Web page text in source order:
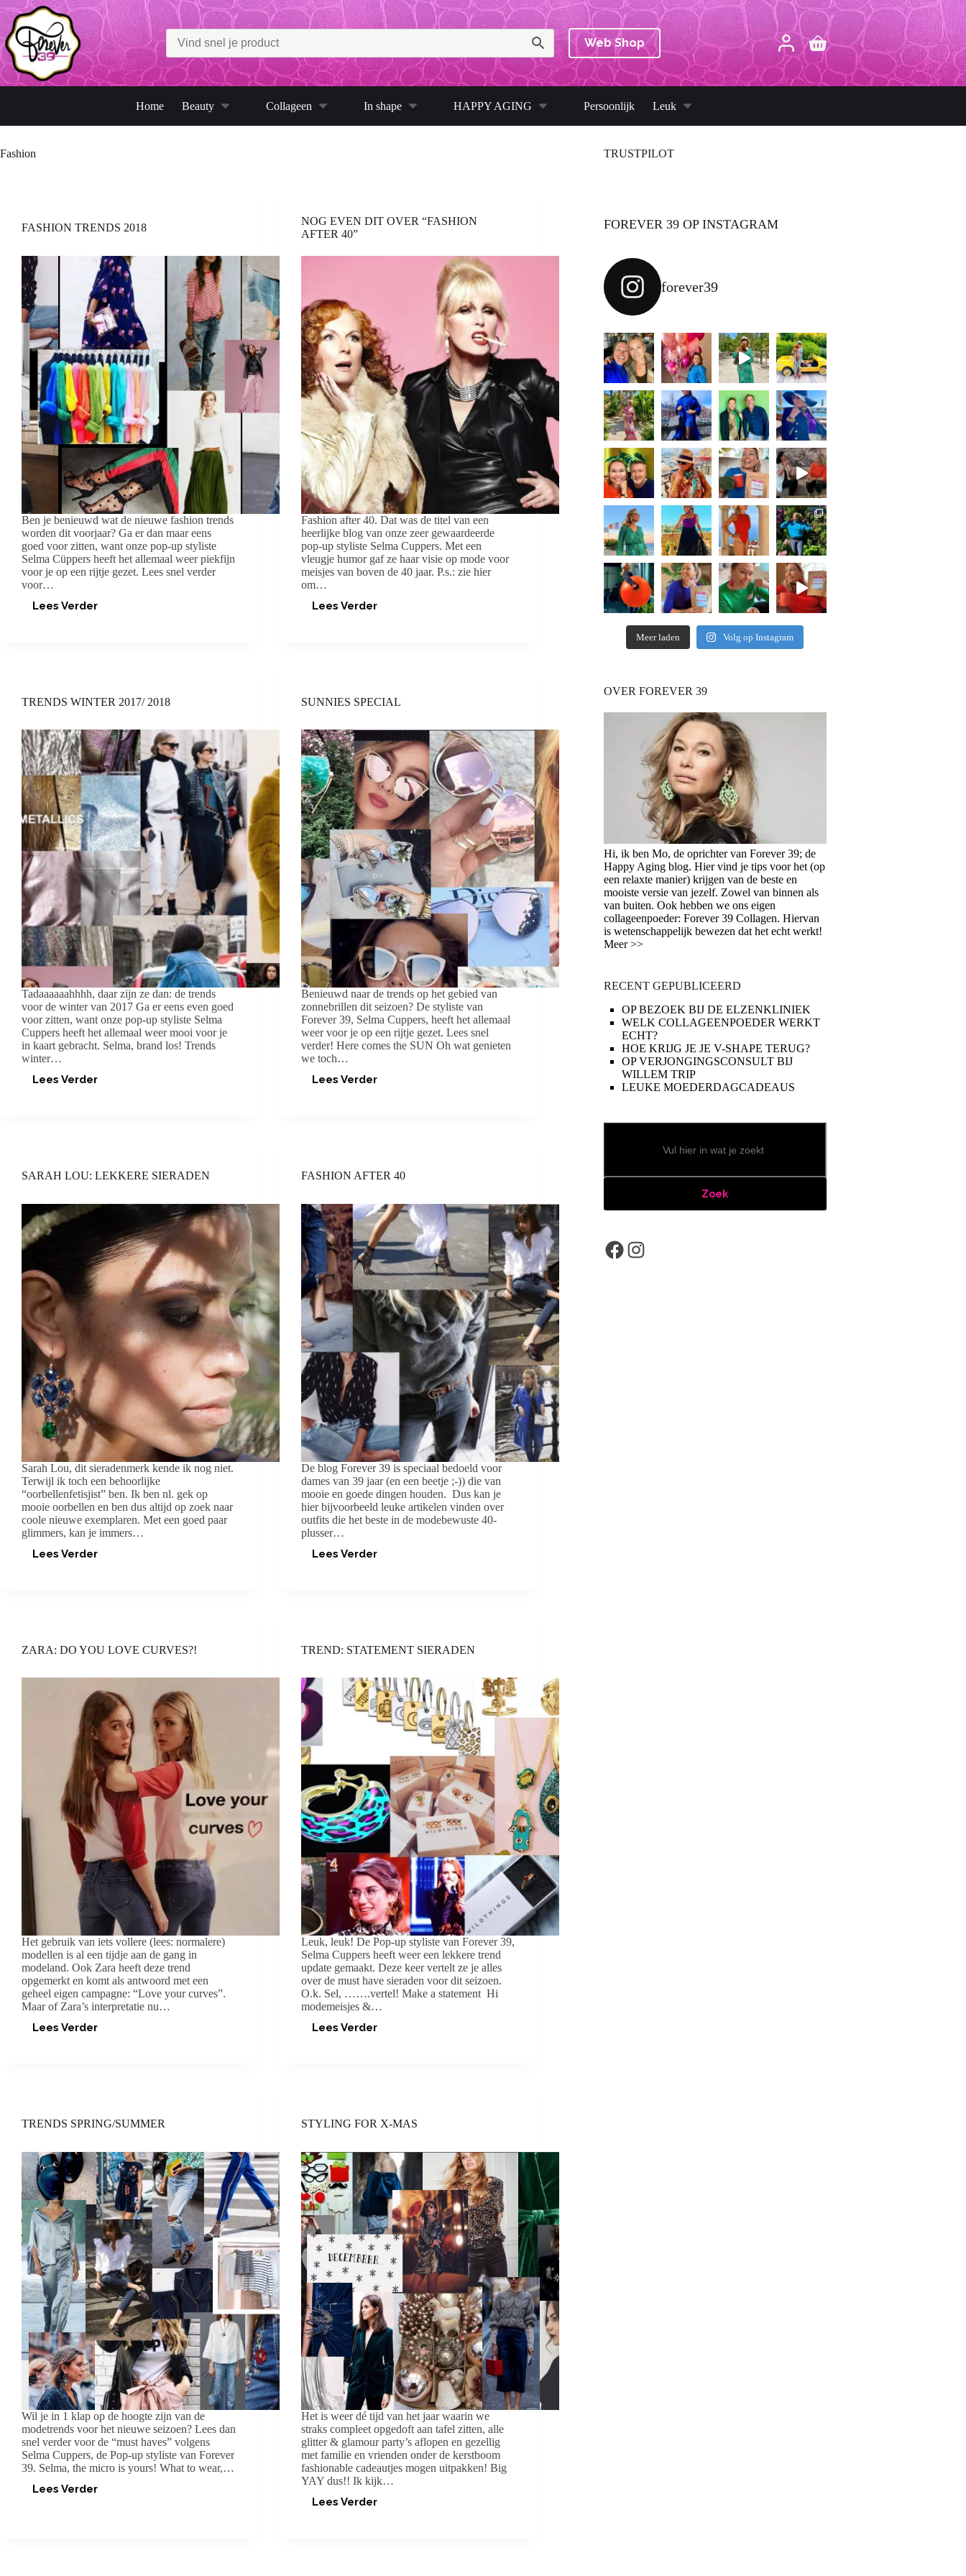
Ga
naar
de
inhoud
Web Shop Winkelwagen
Home Beauty Collageen In shape HAPPY AGING Persoonlijk Leuk
Fashion
FASHION TRENDS 2018
Ben je benieuwd wat de nieuwe fashion trends
worden dit voorjaar? Ga er dan maar eens
goed voor zitten, want onze pop-up styliste
Selma Cüppers heeft het allemaal weer piekfijn
voor je op een rijtje gezet. Lees snel verder
voor…
Lees Verder
FASHION
NOG EVEN DIT OVER “FASHION
AFTER 40”
Fashion after 40. Dat was de titel van een
heerlijke blog van onze zeer gewaardeerde
pop-up styliste Selma Cuppers. Met een
vleugje humor gaf ze haar visie op mode voor
meisjes van boven de 40 jaar. P.s.: zie hier
om…
Lees Verder
NOG
TRENDS WINTER 2017/ 2018
Tadaaaaaahhhh, daar zijn ze dan: de trends
voor de winter van 2017 Ga er eens even goed
voor zitten, want onze pop-up styliste Selma
Cuppers heeft het allemaal weer mooi voor je
in kaart gebracht. Selma, brand los! Trends
winter…
Lees Verder
TRENDS
SUNNIES SPECIAL
Benieuwd naar de trends op het gebied van
zonnebrillen dit seizoen? De styliste van
Forever 39, Selma Cuppers, heeft het allemaal
weer voor je op een rijtje gezet. Lees snel
verder! Here comes the SUN Oh wat genieten
we toch…
Lees Verder
SUNNIES
SARAH LOU: LEKKERE SIERADEN
Sarah Lou, dit sieradenmerk kende ik nog niet.
Terwijl ik toch een behoorlijke
“oorbellenfetisjist” ben. Ik ben nl. gek op
mooie oorbellen en ben dus altijd op zoek naar
coole nieuwe exemplaren. Met een goed paar
glimmers, kan je immers…
Lees Verder
SARAH
FASHION AFTER 40
De blog Forever 39 is speciaal bedoeld voor
dames van 39 jaar (en een beetje ;-)) die van
mooie en goede dingen houden. Dus kan je
hier bijvoorbeeld leuke artikelen vinden over
outfits die het beste in de modebewuste 40-
plusser…
Lees Verder
FASHION
ZARA: DO YOU LOVE CURVES?!
Het gebruik van iets vollere (lees: normalere)
modellen is al een tijdje aan de gang in
modeland. Ook Zara heeft deze trend
opgemerkt en komt als antwoord met een
geheel eigen campagne: “Love your curves”.
Maar of Zara’s interpretatie nu…
Lees Verder
ZARA:
TREND: STATEMENT SIERADEN
Leuk, leuk! De Pop-up styliste van Forever 39,
Selma Cuppers heeft weer een lekkere trend
update gemaakt. Deze keer vertelt ze je alles
over de must have sieraden voor dit seizoen.
O.k. Sel, …….vertel! Make a statement Hi
modemeisjes &…
Lees Verder
TREND:
TRENDS SPRING/SUMMER
Wil je in 1 klap op de hoogte zijn van de
modetrends voor het nieuwe seizoen? Lees dan
snel verder voor de “must haves” volgens
Selma Cuppers, de Pop-up styliste van Forever
39. Selma, the micro is yours! What to wear,…
Lees Verder
TRENDS
STYLING FOR X-MAS
Het is weer dé tijd van het jaar waarin we
straks compleet opgedoft aan tafel zitten, alle
glitter & glamour party’s aflopen en gezellig
met familie en vrienden onder de kerstboom
fashionable cadeautjes mogen uitpakken! Big
YAY dus!! Ik kijk…
Lees Verder
STYLING
TRUSTPILOT
FOREVER 39 OP INSTAGRAM
forever39
Meer laden Volg op Instagram
OVER FOREVER 39
Hi, ik ben Mo, de oprichter van Forever 39; de
Happy Aging blog. Hier vind je tips voor het (op
een relaxte manier) krijgen van de beste en
mooiste versie van jezelf. Zowel van binnen als
van buiten. Ook hebben we ons eigen
collageenpoeder: Forever 39 Collagen. Hiervan
is wetenschappelijk bewezen dat het echt werkt!
Meer >>
RECENT GEPUBLICEERD
OP BEZOEK BIJ DE ELZENKLINIEK
WELK COLLAGEENPOEDER WERKT
ECHT?
HOE KRIJG JE JE V-SHAPE TERUG?
OP VERJONGINGSCONSULT BIJ
WILLEM TRIP
LEUKE MOEDERDAGCADEAUS
Zoeken
Zoek
Facebook
Instagram